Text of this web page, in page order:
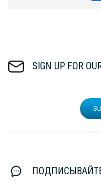
SIGN UP FOR